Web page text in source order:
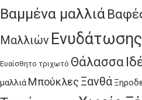
Βαμμένα μαλλιά
Μαλλιών Ενυδάτωσης
Ευαίσθητο τριχωτό Θάλασσα
μαλλιά Μπούκλες Ξανθά